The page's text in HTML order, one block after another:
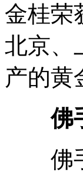
金桂荣
北京、
产的黄
佛
佛手